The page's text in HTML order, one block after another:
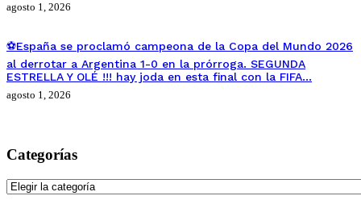
agosto 1, 2026
⚽España se proclamó campeona de la Copa del Mundo 2026
al derrotar a Argentina 1-0 en la prórroga. SEGUNDA
ESTRELLA Y OLÉ !!! hay joda en esta final con la FIFA…
agosto 1, 2026
Categorías
Categorías